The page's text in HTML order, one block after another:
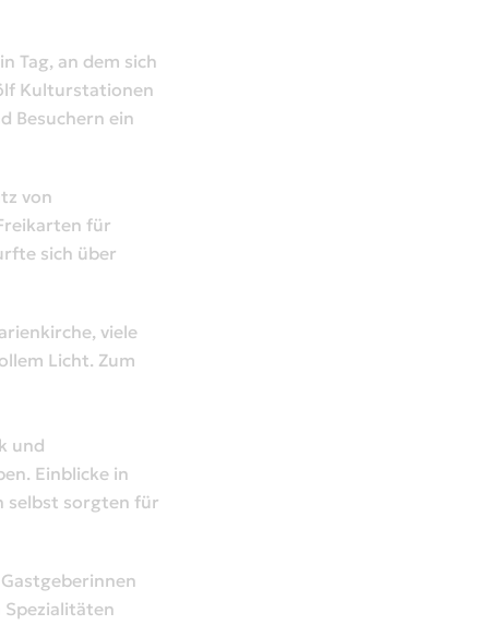
Tag, an dem sich
Kulturstationen
Besuchern ein
von
für
sich über
viele
Licht. Zum
und
Einblicke in
selbst sorgten für